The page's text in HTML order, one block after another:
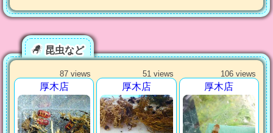
昆虫など
87 views
厚木店
51 views
厚木店
106 views
厚木店